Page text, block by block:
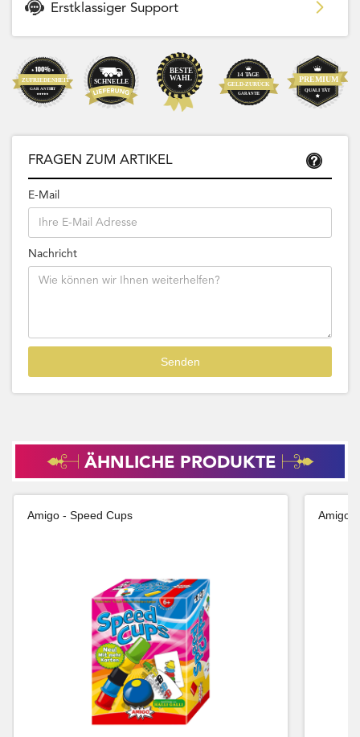
Erstklassiger Support
FRAGEN ZUM ARTIKEL
E-Mail
Nachricht
ÄHNLICHE PRODUKTE
Amigo - Speed Cups Amigo